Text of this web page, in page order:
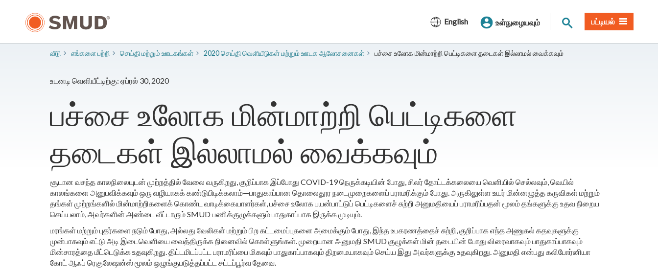
உள்ளடக்கத்திற்கு
English உள்நுழையவும் தளத் தேடல்
பட்டியல்
வீடு எங்களை பற்றி ​செய்தி மற்றும் ஊடகங்கள் 2020 செய்தி வெளியீடுகள் மற்றும் ஊடக ஆலோசனைகள் பச்சை உலோக மின்மாற்றி பெட்டிகளை தடைகள் இல்லாமல் வைக்கவும்
உடனடி வெளியீட்டிற்கு: ஏப்ரல் 30, 2020
பச்சை உலோக மின்மாற்றி பெட்டிகளை
தடைகள் இல்லாமல் வைக்கவும்
சூடான வசந்த காலநிலையுடன் முற்றத்தில் வேலை வருகிறது, குறிப்பாக இப்போது COVID-19 நெருக்கடியின் போது, சிலர் தோட்டக்கலையை வெளியில் செல்லவும், வெயில்
காலங்களை அனுபவிக்கவும் ஒரு வழியாகக் கண்டுபிடிக்கலாம்—பாதுகாப்பான தொலைதூர நடைமுறைகளைப் பராமரிக்கும் போது. அருகிலுள்ள உயர் மின்னழுத்த கருவிகள் மற்றும்
தங்கள் முற்றங்களில் மின்மாற்றிகளைக் கொண்ட வாடிக்கையாளர்கள், பச்சை உலோக பயன்பாட்டுப் பெட்டிகளைச் சுற்றி அனுமதியைப் பராமரிப்பதன் மூலம் தங்களுக்கு உதவ நிறைய
செய்யலாம், அவர்களின் அண்டை வீட்டாரும் SMUD பணிக்குழுக்களும் பாதுகாப்பாக இருக்க முடியும்.
மரங்கள் மற்றும் புதர்களை நடும் போது, அல்லது வேலிகள் மற்றும் பிற கட்டமைப்புகளை அமைக்கும் போது, இந்த உபகரணத்தைச் சுற்றி, குறிப்பாக எந்த அணுகல் கதவுகளுக்கு
முன்பாகவும் எட்டு அடி இடைவெளியை வைத்திருக்க நினைவில் கொள்ளுங்கள். முறையான அனுமதி SMUD குழுக்கள் மின் தடையின் போது விரைவாகவும் பாதுகாப்பாகவும்
மின்சாரத்தை மீட்டெடுக்க உதவுகிறது. திட்டமிடப்பட்ட பராமரிப்பை மிகவும் பாதுகாப்பாகவும் திறமையாகவும் செய்ய இது அவர்களுக்கு உதவுகிறது. அனுமதி என்பது கலிபோர்னியா
கோட் ஆஃப் ரெகுலேஷன்ஸ் மூலம் ஒழுங்குபடுத்தப்பட்ட சட்டப்பூர்வ தேவை.